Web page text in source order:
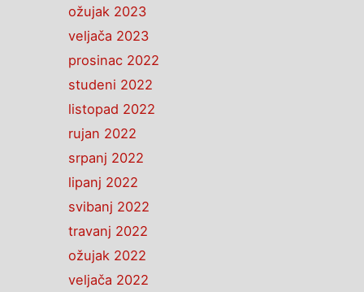
ožujak 2023
veljača 2023
prosinac 2022
studeni 2022
listopad 2022
rujan 2022
srpanj 2022
lipanj 2022
svibanj 2022
travanj 2022
ožujak 2022
veljača 2022